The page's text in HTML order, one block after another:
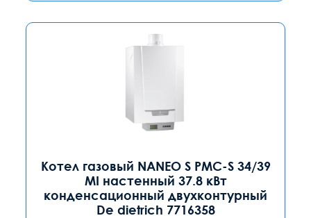
Котел газовый NANEO S PMC-S 34/39
MI настенный 37.8 кВт
конденсационный двухконтурный
De dietrich 7716358